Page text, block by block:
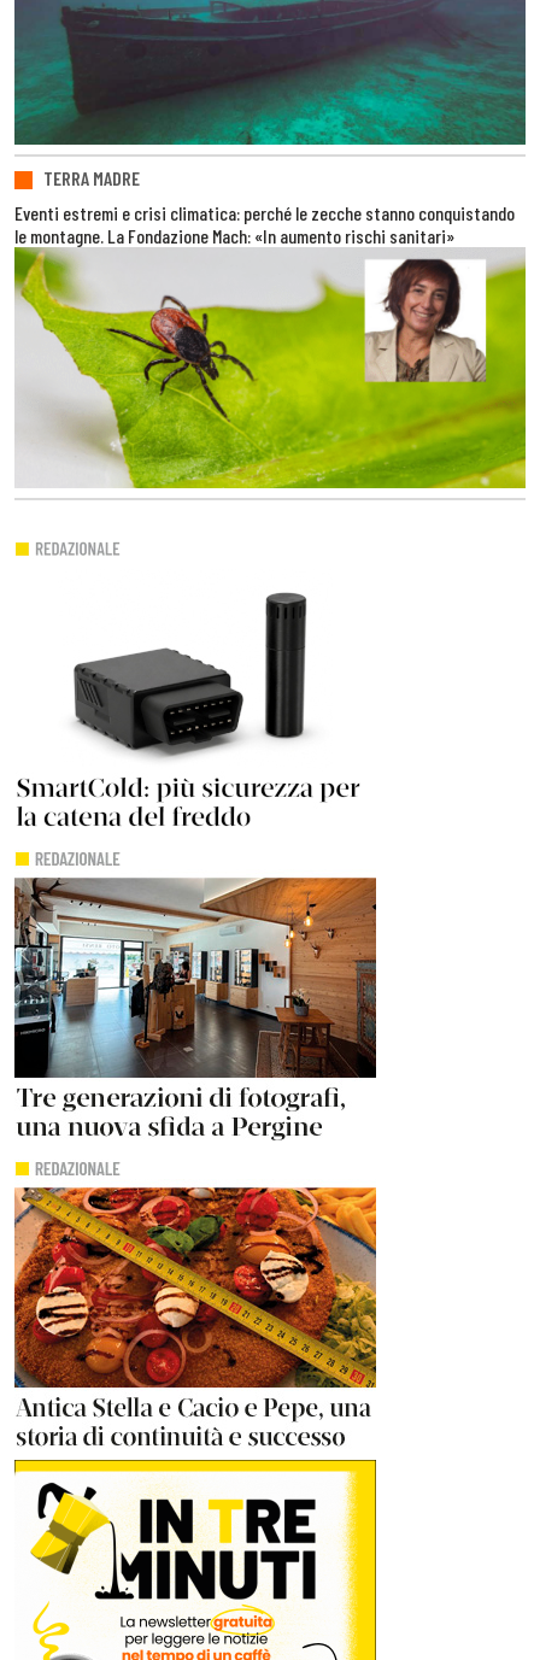
TERRA MADRE
Eventi estremi e crisi climatica: perché le zecche stanno conquistando
le montagne. La Fondazione Mach: «In aumento rischi sanitari»